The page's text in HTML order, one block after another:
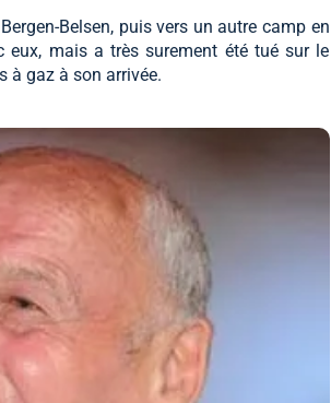
Belsen, puis vers un autre camp en
eux, mais a très surement été tué sur le
à gaz à son arrivée.